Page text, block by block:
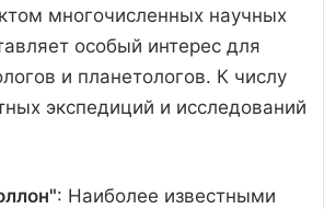
многочисленных научных
особый интерес для
и планетологов. К числу
экспедиций и исследований
: Наиболее известными